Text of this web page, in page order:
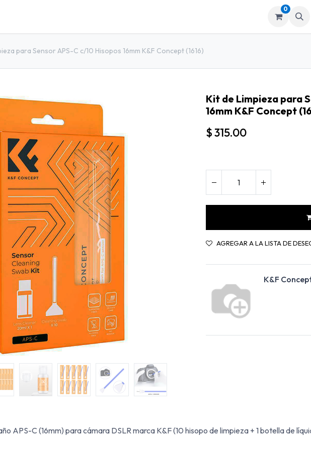
0
para Sensor APS-C c/10 Hisopos 16mm K&F Concept (1616)
Kit de Limpieza para
16mm K&F Concept
$315.00
AGREGAR A LA LISTA DE
K&F
APS-C (16mm) para cámara DSLR marca K&F (10 hisopo de limpieza + 1 botella de